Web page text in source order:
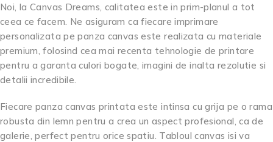
Noi, la Canvas Dreams, calitatea este in prim-planul a tot
ceea ce facem. Ne asiguram ca fiecare imprimare
personalizata pe panza canvas este realizata cu materiale
premium, folosind cea mai recenta tehnologie de printare
pentru a garanta culori bogate, imagini de inalta rezolutie si
detalii incredibile.
Fiecare panza canvas printata este intinsa cu grija pe o rama
robusta din lemn pentru a crea un aspect profesional, ca de
galerie, perfect pentru orice spatiu. Tabloul canvas isi va